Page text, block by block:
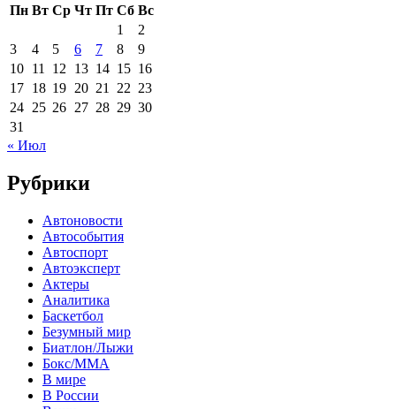
Пн Вт Ср Чт Пт Сб Вс
1
2
3
4 5 6 7 8
9
10 11 12 13 14 15 16
17 18 19 20 21 22 23
24 25 26 27 28 29 30
31
« Июл
Рубрики
Автоновости
Автособытия
Автоспорт
Автоэксперт
Актеры
Аналитика
Баскетбол
Безумный мир
Биатлон/Лыжи
Бокс/MMA
В мире
В России